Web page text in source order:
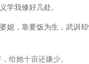
学我修好几处。
媳，靠要饭为生，武训
给她十亩还嫌少。